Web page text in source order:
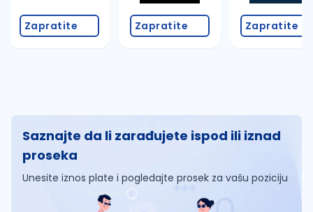
Zapratite Zapratite Zapratite
Saznajte da li zarađujete ispod ili iznad
proseka
Unesite iznos plate i pogledajte prosek za vašu poziciju